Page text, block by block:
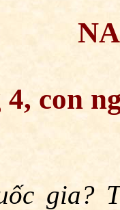
4, con
gia?